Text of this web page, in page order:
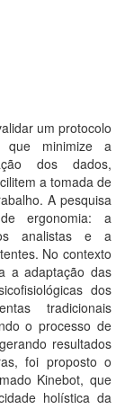
um protocolo
que minimize a
dos dados,
a tomada de
A pesquisa
ergonomia: a
analistas e a
No contexto
a adaptação das
dos
tradicionais
o processo de
resultados
foi proposto o
Kinebot, que
holística da